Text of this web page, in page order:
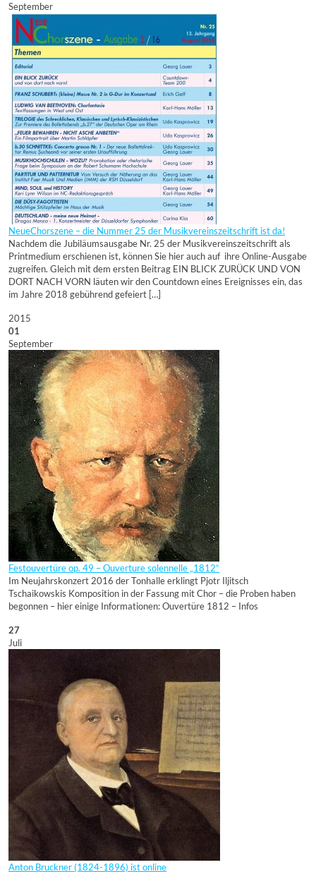
September
NeueChorszene – die Nummer 25 der Musikvereinszeitschrift ist da!
Nachdem die Jubiläumsausgabe Nr. 25 der Musikvereinszeitschrift als
Printmedium erschienen ist, können Sie hier auch auf ihre Online-Ausgabe
zugreifen. Gleich mit dem ersten Beitrag EIN BLICK ZURÜCK UND VON
DORT NACH VORN läuten wir den Countdown eines Ereignisses ein, das
im Jahre 2018 gebührend gefeiert […]
2015
01
September
Festouvertüre op. 49 – Ouverture solennelle „1812“
Im Neujahrskonzert 2016 der Tonhalle erklingt Pjotr Iljitsch
Tschaikowskis Komposition in der Fassung mit Chor – die Proben haben
begonnen – hier einige Informationen: Ouvertüre 1812 – Infos
27
Juli
Anton Bruckner (1824-1896) ist online